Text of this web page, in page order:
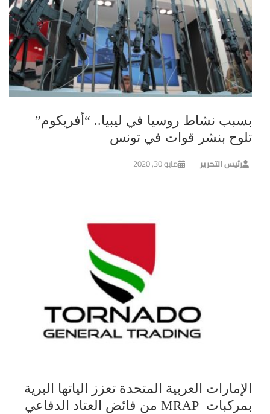
بسبب نشاط روسيا في ليبيا.. “أفريكوم”
تلوح بنشر قوات في تونس
رئيس التحرير مايو 30, 2020
الإمارات العربية المتحدة تعزز الياتها البرية
بمركبات MRAP من فائض العتاد الدفاعي